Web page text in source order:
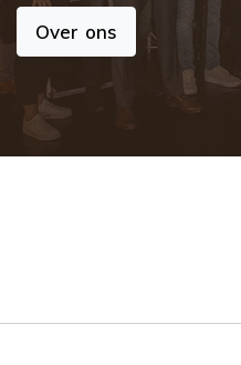
Over ons